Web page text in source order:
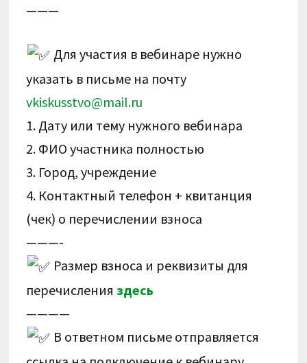
———
Для участия в вебинаре нужно
указать в письме на почту
vkiskusstvo@mail.ru
1. Дату или тему нужного вебинара
2. ФИО участника полностью
3. Город, учреждение
4. Контактный телефон + квитанция
(чек) о перечислении взноса
———-
Размер взноса и реквизиты для
перечисленияздесь
————
В ответном письме отправляется